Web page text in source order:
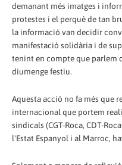
demanant més imatges i
protestes i el perquè de tan
la informació van decidir
manifestació solidària i de
tenint en compte que parlem
diumenge festiu.
Aquesta acció no fa més que
internacional que portem
sindicals (CGT-Roca, CDT-
l'Estat Espanyol i al Marroc,